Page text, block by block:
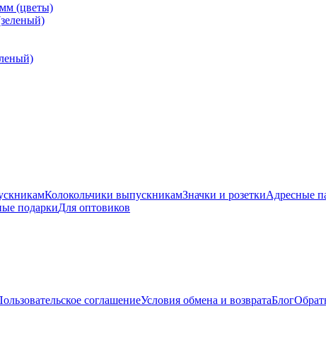
(цветы)
Колокольчики выпускникамЗначки и розеткиАдресные
подаркиДля оптовиков
соглашениеУсловия обмена и возвратаБлог